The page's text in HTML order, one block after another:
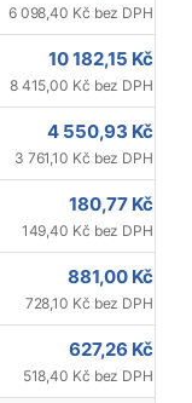
6 098,40 Kč bez DPH
10 182,15 Kč
8 415,00 Kč bez DPH
4 550,93 Kč
3 761,10 Kč bez DPH
180,77 Kč
149,40 Kč bez DPH
881,00 Kč
728,10 Kč bez DPH
627,26 Kč
518,40 Kč bez DPH